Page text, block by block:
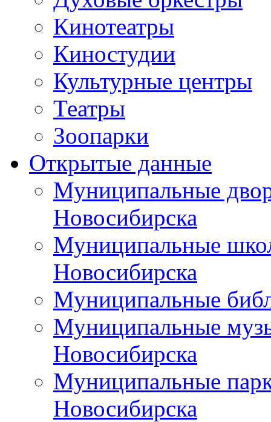
Кинотеатры
Киностудии
Культурные центры
Театры
Зоопарки
Открытые данные
Муниципальные
Новосибирска
Муниципальные
Новосибирска
Муниципальные
Муниципальные
Новосибирска
Муниципальные
Новосибирска